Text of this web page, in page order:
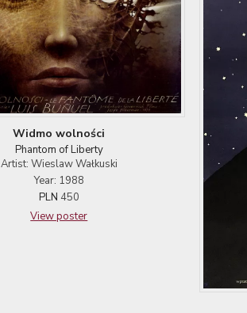
Widmo wolności
Phantom of Liberty
Artist: Wieslaw Wałkuski
Year: 1988
PLN 450
View poster